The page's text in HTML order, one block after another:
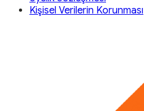
Kişisel Verilerin Korunması